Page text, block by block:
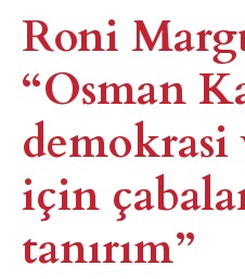
Roni
“Osman
demokrasi
için
tanırım”​